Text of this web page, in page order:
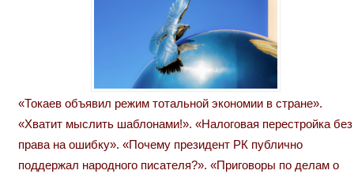
«Токаев объявил режим тотальной экономии в стране».
«Хватит мыслить шаблонами!». «Налоговая перестройка без
права на ошибку». «Почему президент РК публично
поддержал народного писателя?». «Приговоры по делам о